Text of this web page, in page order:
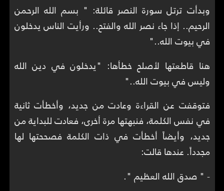
وبدأت ترتل سورة النصر قائلة: " بسم الله الرحمن
الرحيم.. إذا جاء نصر الله والفتح.. ورأيت الناس يدخلون
في بيوت الله.."
هنا قاطعتها لأصلح خطأها: "يدخلون في دين الله
وليس في بيوت الله.."
فتوقفت عن القراءة وعادت من جديد، وأخطأت ثانية
في نفس الكلمة، فنبهتها مرة أخرى، فعادت للبداية من
جديد، وأيضاً أخطأت في ذات الكلمة فصححتها لها
مجدداً. عندها قالت:
- " صدق الله العظيم ".